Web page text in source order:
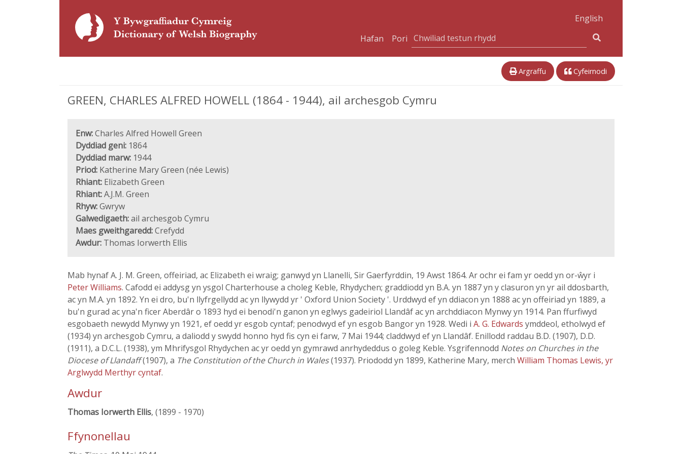
English
Hafan
Pori
Argraffu Cyfeirnodi
GREEN, CHARLES ALFRED HOWELL (1864 - 1944), ail archesgob Cymru
Enw:Charles Alfred Howell Green
Dyddiad geni: 1864
Dyddiad marw: 1944
Priod: Katherine Mary Green (née Lewis)
Rhiant: Elizabeth Green
Rhiant:A.J.M. Green
Rhyw:Gwryw
Galwedigaeth:ail archesgob Cymru
Maes gweithgaredd:Crefydd
Awdur: Thomas Iorwerth Ellis
Mab hynaf A. J. M. Green, offeiriad, ac Elizabeth ei wraig; ganwyd yn Llanelli, Sir Gaerfyrddin, 19 Awst 1864. Ar ochr ei fam yr oedd yn or-ŵyr i
Peter Williams. Cafodd ei addysg yn ysgol Charterhouse a choleg Keble, Rhydychen; graddiodd yn B.A. yn 1887 yn y clasuron yn yr ail ddosbarth,
ac yn M.A. yn 1892. Yn ei dro, bu'n llyfrgellydd ac yn llywydd yr ' Oxford Union Society '. Urddwyd ef yn ddiacon yn 1888 ac yn offeiriad yn 1889, a
bu'n gurad ac yna'n ficer Aberdâr o 1893 hyd ei benodi'n ganon yn eglwys gadeiriol Llandâf ac yn archddiacon Mynwy yn 1914. Pan ffurfiwyd
esgobaeth newydd Mynwy yn 1921, ef oedd yr esgob cyntaf; penodwyd ef yn esgob Bangor yn 1928. Wedi i A. G. Edwards ymddeol, etholwyd ef
(1934) yn archesgob Cymru, a daliodd y swydd honno hyd fis cyn ei farw, 7 Mai 1944; claddwyd ef yn Llandâf. Enillodd raddau B.D. (1907), D.D.
(1911), a D.C.L. (1938), ym Mhrifysgol Rhydychen ac yr oedd yn gymrawd anrhydeddus o goleg Keble. Ysgrifennodd Notes on Churches in the
Diocese of Llandaff(1907), a The Constitution of the Church in Wales(1937). Priododd yn 1899, Katherine Mary, merch William Thomas Lewis, yr
Arglwydd Merthyr cyntaf.
Awdur
Thomas Iorwerth Ellis, (1899 - 1970)
Ffynonellau